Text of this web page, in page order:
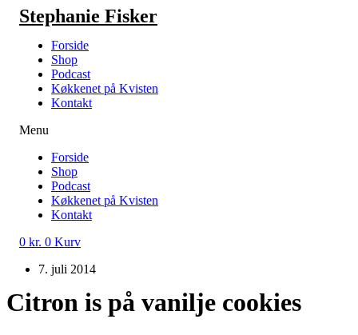
Videre
indhold
Stephanie Fisker
Forside
Shop
Podcast
Køkkenet på Kvisten
Kontakt
Menu
Forside
Shop
Podcast
Køkkenet på Kvisten
Kontakt
0 kr. 0 Kurv
7. juli 2014
Citron is på vanilje cookies